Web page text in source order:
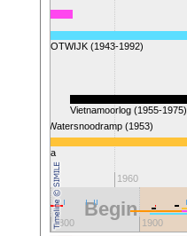
1960
Vietnamoorlog (1955-1975)
Watersnoodramp (1953)
Juliana
(Piet) KLOOTWIJK (1943-1992)
1800 1900
Begin